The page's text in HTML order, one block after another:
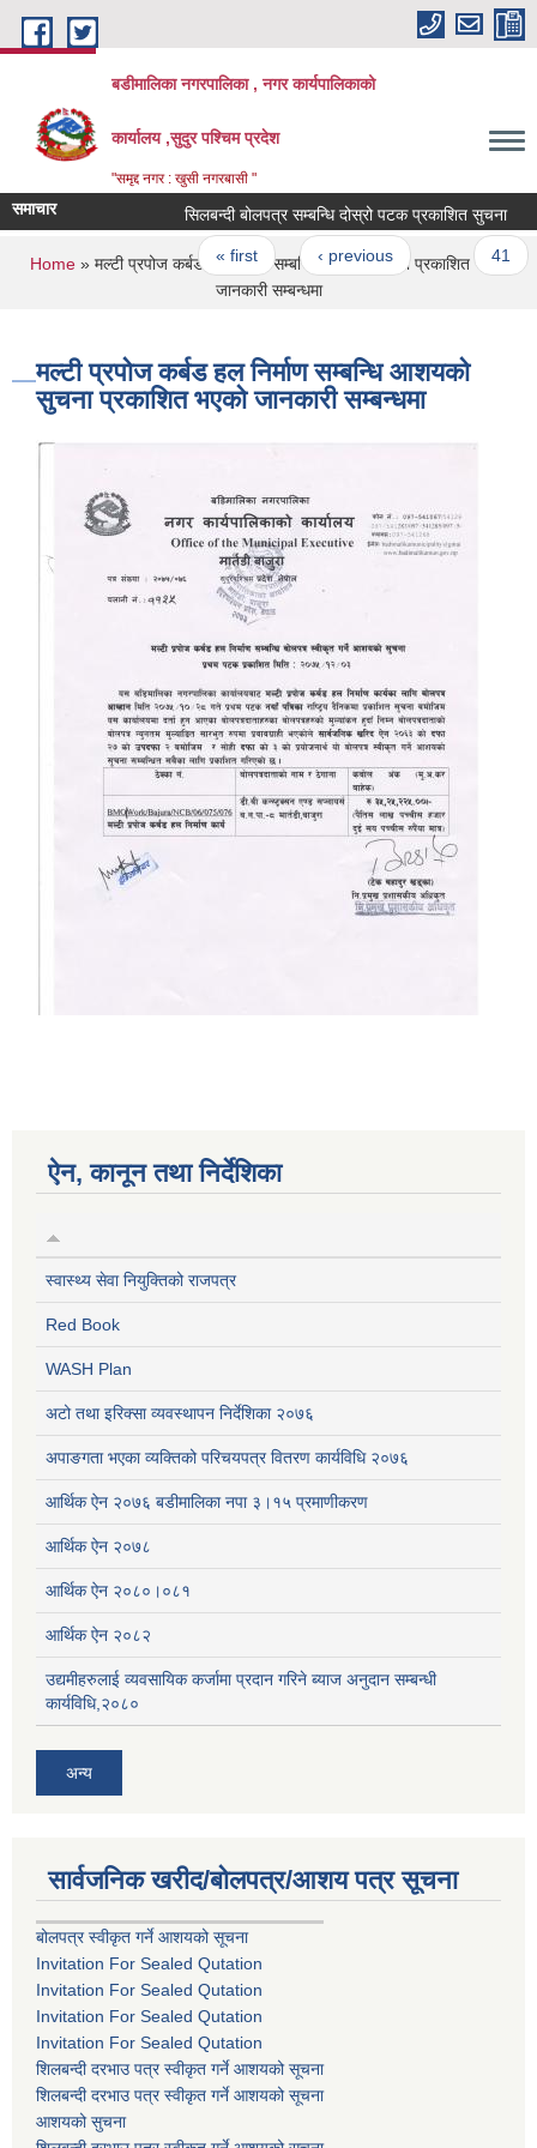
Skip to main content
बडीमालिका नगरपालिका , नगर कार्यपालिकाको
कार्यालय ,सुदुर पश्चिम प्रदेश
"समृद्द नगर : खुसी नगरबासी "
समाचार सिलबन्दी बोलपत्र सम्बन्धि दोस्रो पटक प्रकाशित सुचना
Pages
« first ‹ previous … 41
You are here
Home » मल्टी प्रपोज कर्बड हल निर्माण सम्बन्धि आशयको सुचना प्रकाशित भएकाे
जानकारी सम्बन्धमा
मल्टी प्रपोज कर्बड हल निर्माण सम्बन्धि आशयको
सुचना प्रकाशित भएकाे जानकारी सम्बन्धमा
ऐन, कानून तथा निर्देशिका
स्वास्थ्य सेवा नियुक्तिको राजपत्र
Red Book
WASH Plan
अटो तथा इरिक्सा व्यवस्थापन निर्देशिका २०७६
अपाङगता भएका व्यक्तिको परिचयपत्र वितरण कार्यविधि २०७६
आर्थिक ऐन २०७६ बडीमालिका नपा ३।१५ प्रमाणीकरण
आर्थिक ऐन २०७८
आर्थिक ऐन २०८०।०८१
आर्थिक ऐन २०८२
उद्यमीहरुलाई व्यवसायिक कर्जामा प्रदान गरिने ब्याज अनुदान सम्बन्धी
कार्यविधि,२०८०
अन्य
सार्वजनिक खरीद/बोलपत्र/आशय पत्र सूचना
बोलपत्र स्वीकृत गर्ने आशयको सूचना
Invitation For Sealed Qutation
Invitation For Sealed Qutation
Invitation For Sealed Qutation
Invitation For Sealed Qutation
शिलबन्दी दरभाउ पत्र स्वीकृत गर्ने आशयको सूचना
शिलबन्दी दरभाउ पत्र स्वीकृत गर्ने आशयको सूचना
आशयको सुचना